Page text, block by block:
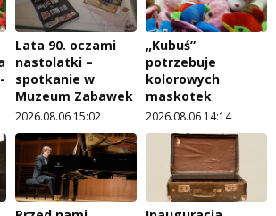
Lata 90. oczami
nastolatki –
spotkanie w
Muzeum Zabawek
2026.08.06 15:02
„Kubuś”
potrzebuje
kolorowych
maskotek
2026.08.06 14:14